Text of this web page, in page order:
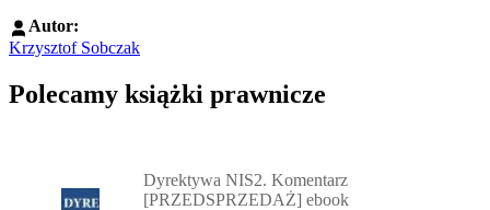
Autor:
Krzysztof Sobczak
Polecamy książki prawnicze
Dyrektywa NIS2. Komentarz
[PRZEDSPRZEDAŻ] ebook